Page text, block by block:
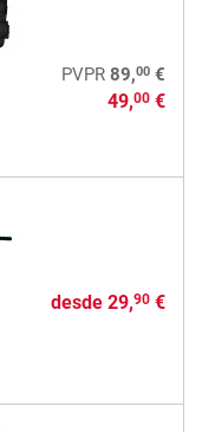
PVPR 89,00€
49,00€
desde 29,90€